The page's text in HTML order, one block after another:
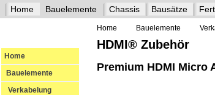
Home Bauelemente Chassis Bausätze
Home Bauelemente
Home
Bauelemente
Verkabelung
HDMI® Zubehör
Premium HDMI Micro